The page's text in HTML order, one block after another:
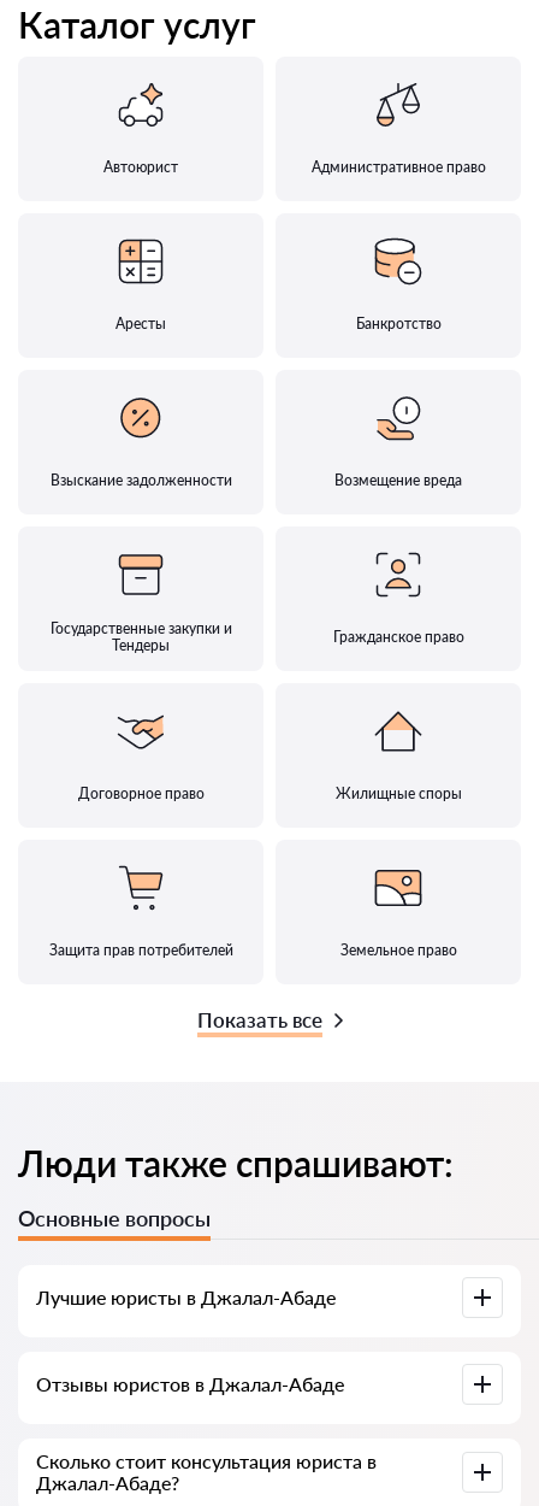
Каталог услуг
Автоюрист Административное право
Аресты Банкротство
Взыскание задолженности Возмещение вреда
Государственные закупки и
Тендеры
Гражданское право
Договорное право Жилищные споры
Защита прав потребителей Земельное право
Показать все
Люди также спрашивают:
Основные вопросы
Лучшие юристы в Джалал-Абаде
полной информацией. Цены, отзывы, номер телефона и
Отзывы юристов в Джалал-Абаде
мы не удаляем отрицательные отзывы и нет
возможности накрутить его.
Сколько стоит консультация юриста в
Джалал-Абаде?